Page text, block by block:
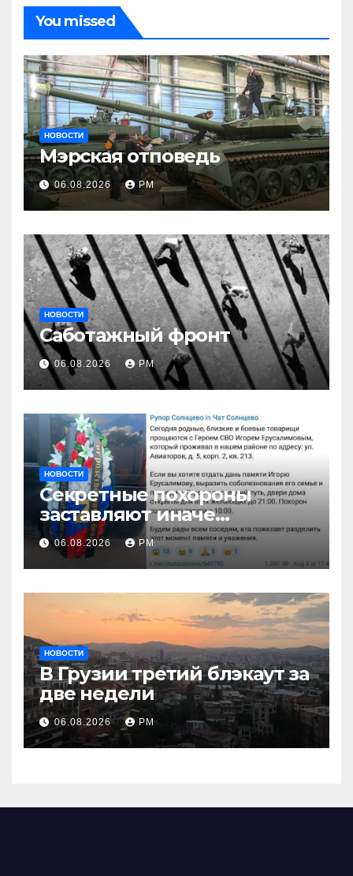
You missed
НОВОСТИ
Мэрская отповедь
06.08.2026 РМ
НОВОСТИ
Саботажный фронт
06.08.2026 РМ
НОВОСТИ
Секретные похороны
заставляют иначе
взглянуть на взрыв
06.08.2026 РМ
НОВОСТИ
В Грузии третий блэкаут за
две недели
06.08.2026 РМ